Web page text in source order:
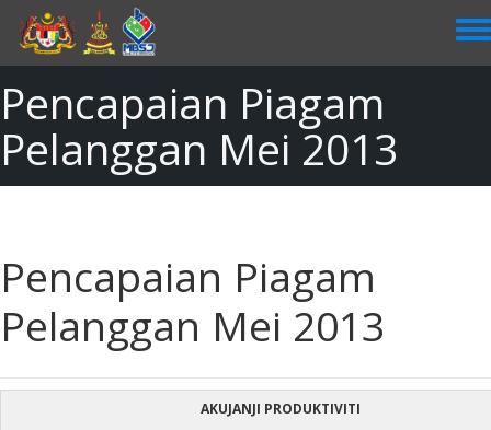
main
content
Pencapaian Piagam
Pelanggan Mei 2013
Pencapaian Piagam
Pelanggan Mei 2013
AKUJANJI PRODUKTIVITI